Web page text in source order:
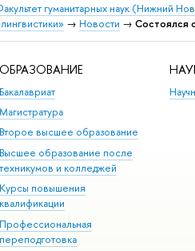
гуманитарных наук (Нижний
→ Новости → Состоялся
ОБРАЗОВАНИЕ
Бакалавриат
Магистратура
Второе высшее образование
Высшее образование после
и колледжей
Курсы повышения
квалификации
Профессиональная
переподготовка